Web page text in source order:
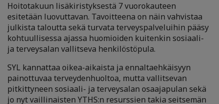
Hoitotakuun lisäkiristyksestä 7 vuorokauteen
esitetään luovuttavan. Tavoitteena on näin vahvistaa
julkista taloutta sekä turvata terveyspalveluihin pääsy
kohtuullisessa ajassa huomioiden kuitenkin sosiaali-
ja terveysalan vallitseva henkilöstöpula.
SYL kannattaa oikea-aikaista ja ennaltaehkäisyyn
painottuvaa terveydenhuoltoa, mutta vallitsevan
pitkittyneen sosiaali- ja terveysalan osaajapulan sekä
jo nyt vaillinaisten YTHS:n resurssien takia seitsemän